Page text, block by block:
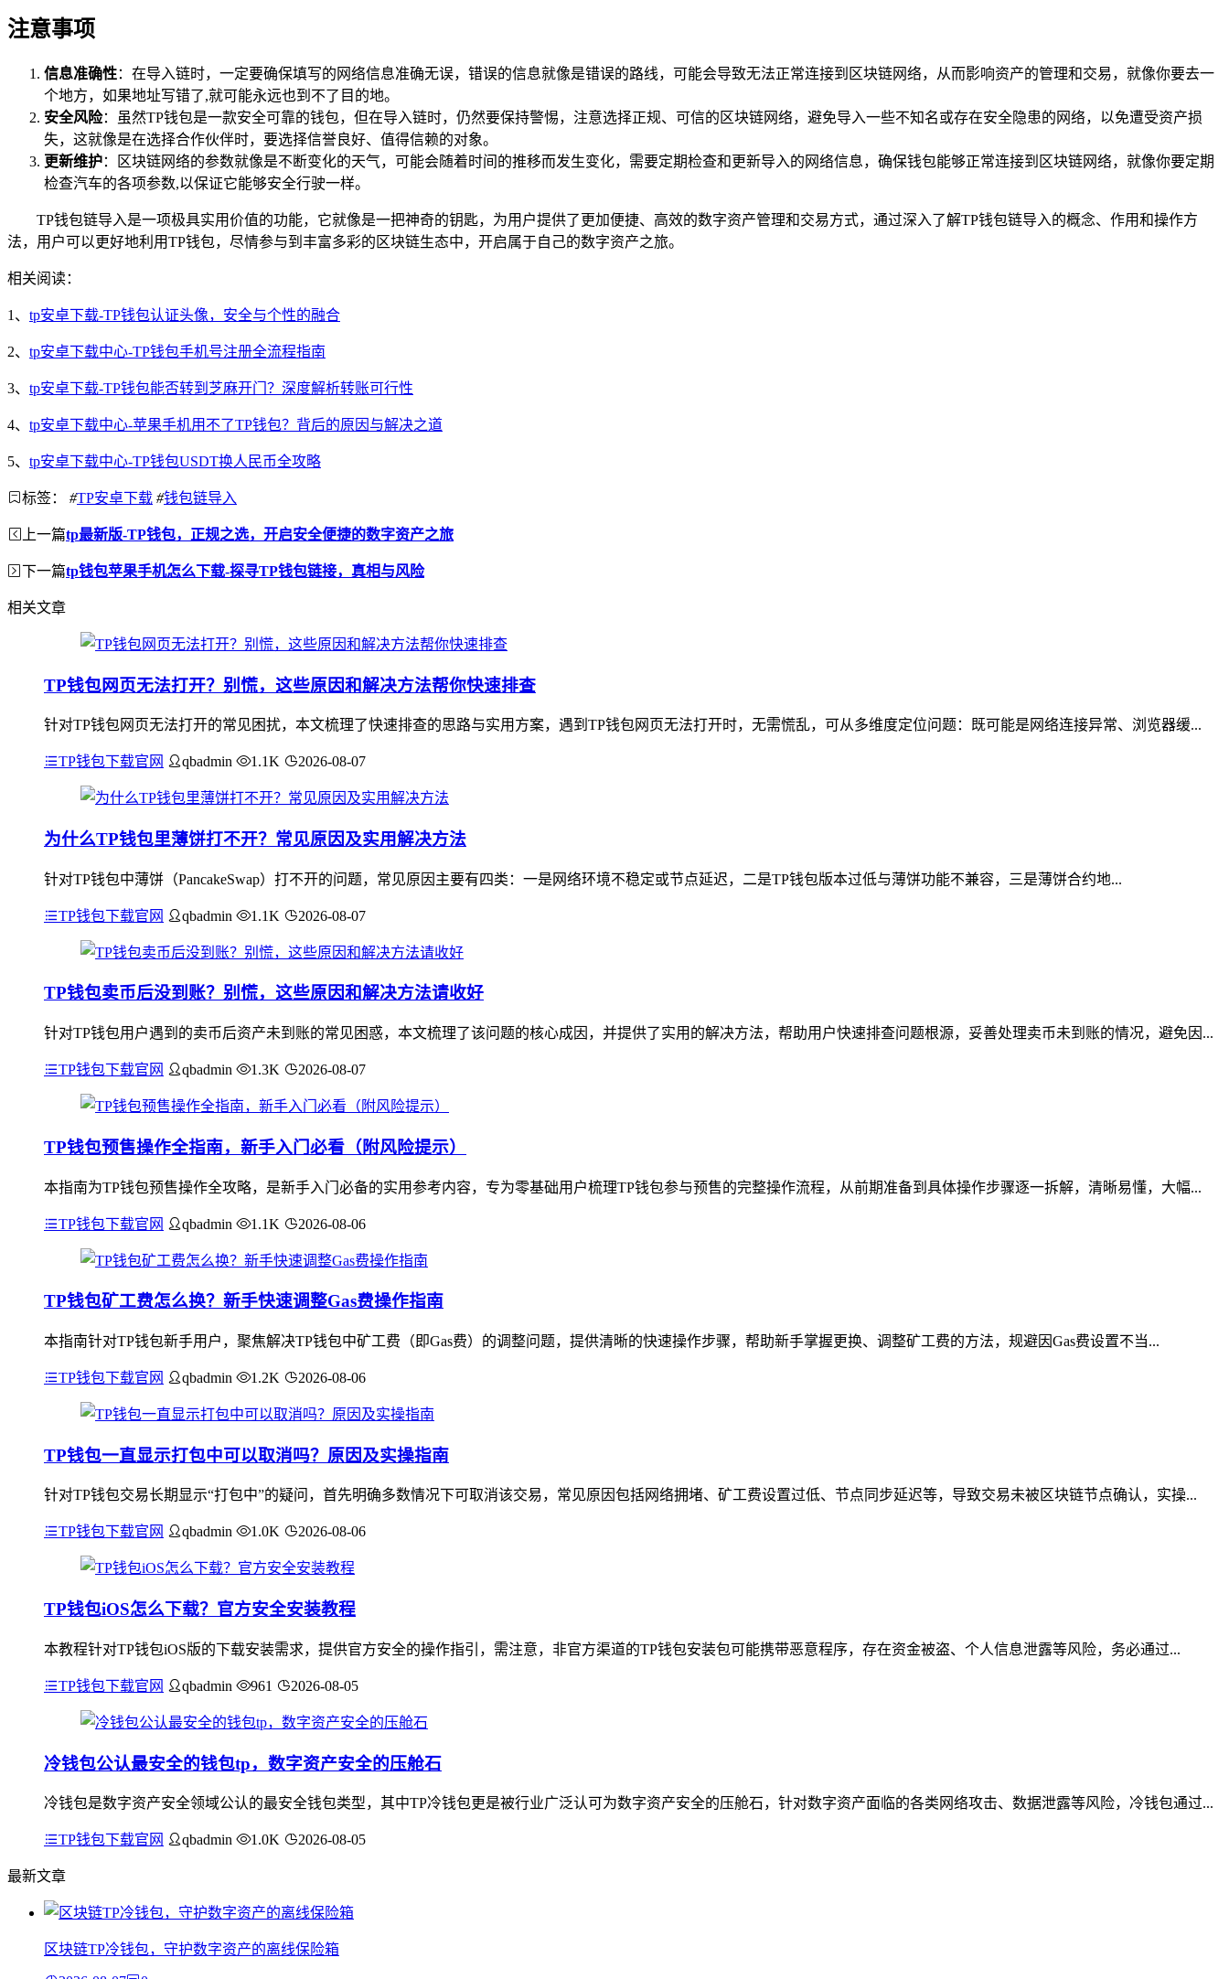
注意事项
信息准确性：在导入链时，一定要确保填写的网络信息准确无误，错误的信息就像是错误的路线，可能会导致无法正常连接到区块链网络，从而影响资产的管理和交易，就像你要去一
个地方，如果地址写错了,就可能永远也到不了目的地。
安全风险：虽然TP钱包是一款安全可靠的钱包，但在导入链时，仍然要保持警惕，注意选择正规、可信的区块链网络，避免导入一些不知名或存在安全隐患的网络，以免遭受资产损
失，这就像是在选择合作伙伴时，要选择信誉良好、值得信赖的对象。
更新维护：区块链网络的参数就像是不断变化的天气，可能会随着时间的推移而发生变化，需要定期检查和更新导入的网络信息，确保钱包能够正常连接到区块链网络，就像你要定期
检查汽车的各项参数,以保证它能够安全行驶一样。
TP钱包链导入是一项极具实用价值的功能，它就像是一把神奇的钥匙，为用户提供了更加便捷、高效的数字资产管理和交易方式，通过深入了解TP钱包链导入的概念、作用和操作方
法，用户可以更好地利用TP钱包，尽情参与到丰富多彩的区块链生态中，开启属于自己的数字资产之旅。
相关阅读：
1、 tp安卓下载-TP钱包认证头像，安全与个性的融合
2、 tp安卓下载中心-TP钱包手机号注册全流程指南
3、 tp安卓下载-TP钱包能否转到芝麻开门？深度解析转账可行性
4、 tp安卓下载中心-苹果手机用不了TP钱包？背后的原因与解决之道
5、 tp安卓下载中心-TP钱包USDT换人民币全攻略
标签： #TP安卓下载 #钱包链导入
上一篇tp最新版-TP钱包，正规之选，开启安全便捷的数字资产之旅
下一篇tp钱包苹果手机怎么下载-探寻TP钱包链接，真相与风险
相关文章
TP钱包网页无法打开？别慌，这些原因和解决方法帮你快速排查
针对TP钱包网页无法打开的常见困扰，本文梳理了快速排查的思路与实用方案，遇到TP钱包网页无法打开时，无需慌乱，可从多维度定位问题：既可能是网络连接异常、浏览器缓...
TP钱包下载官网 qbadmin 1.1K 2026-08-07
为什么TP钱包里薄饼打不开？常见原因及实用解决方法
针对TP钱包中薄饼（PancakeSwap）打不开的问题，常见原因主要有四类：一是网络环境不稳定或节点延迟，二是TP钱包版本过低与薄饼功能不兼容，三是薄饼合约地...
TP钱包下载官网 qbadmin 1.1K 2026-08-07
TP钱包卖币后没到账？别慌，这些原因和解决方法请收好
针对TP钱包用户遇到的卖币后资产未到账的常见困惑，本文梳理了该问题的核心成因，并提供了实用的解决方法，帮助用户快速排查问题根源，妥善处理卖币未到账的情况，避免因...
TP钱包下载官网 qbadmin 1.3K 2026-08-07
TP钱包预售操作全指南，新手入门必看（附风险提示）
本指南为TP钱包预售操作全攻略，是新手入门必备的实用参考内容，专为零基础用户梳理TP钱包参与预售的完整操作流程，从前期准备到具体操作步骤逐一拆解，清晰易懂，大幅...
TP钱包下载官网 qbadmin 1.1K 2026-08-06
TP钱包矿工费怎么换？新手快速调整Gas费操作指南
本指南针对TP钱包新手用户，聚焦解决TP钱包中矿工费（即Gas费）的调整问题，提供清晰的快速操作步骤，帮助新手掌握更换、调整矿工费的方法，规避因Gas费设置不当...
TP钱包下载官网 qbadmin 1.2K 2026-08-06
TP钱包一直显示打包中可以取消吗？原因及实操指南
针对TP钱包交易长期显示“打包中”的疑问，首先明确多数情况下可取消该交易，常见原因包括网络拥堵、矿工费设置过低、节点同步延迟等，导致交易未被区块链节点确认，实操...
TP钱包下载官网 qbadmin 1.0K 2026-08-06
TP钱包iOS怎么下载？官方安全安装教程
本教程针对TP钱包iOS版的下载安装需求，提供官方安全的操作指引，需注意，非官方渠道的TP钱包安装包可能携带恶意程序，存在资金被盗、个人信息泄露等风险，务必通过...
TP钱包下载官网 qbadmin 961 2026-08-05
冷钱包公认最安全的钱包tp，数字资产安全的压舱石
冷钱包是数字资产安全领域公认的最安全钱包类型，其中TP冷钱包更是被行业广泛认可为数字资产安全的压舱石，针对数字资产面临的各类网络攻击、数据泄露等风险，冷钱包通过...
TP钱包下载官网 qbadmin 1.0K 2026-08-05
最新文章
区块链TP冷钱包，守护数字资产的离线保险箱